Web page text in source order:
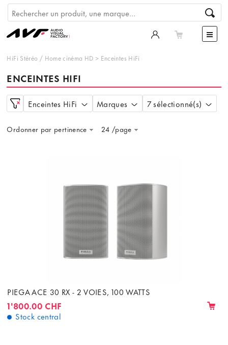
HiFi Stéréo / Home cinéma HD > Enceintes HiFi
ENCEINTES HIFI
Enceintes HiFi Marques 7 sélectionné(s)
Ordonner par pertinence 24 /page
PIEGA ACE 30 RX - 2 VOIES, 100 WATTS
1'800.00 CHF
Stock central